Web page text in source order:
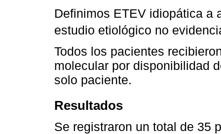
Definimos ETEV idiopática a
estudio etiológico no
Todos los pacientes
molecular por disponibilidad
solo paciente.
Resultados
Se registraron un total de 35